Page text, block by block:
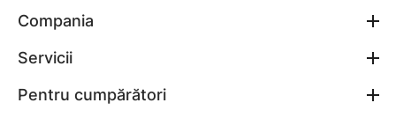
Compania
Servicii
Pentru cumpărători